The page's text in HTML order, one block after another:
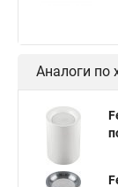
Аналоги по